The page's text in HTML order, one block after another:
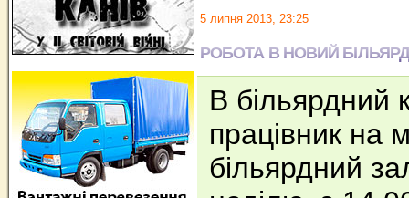
5 липня 2013, 23:25
РОБОТА В НОВИЙ
В більярдний
працівник на
більярдний